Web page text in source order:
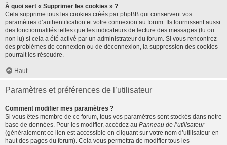
À quoi sert « Supprimer les cookies » ?
Cela supprime tous les cookies créés par phpBB qui conservent vos
paramètres d’authentification et votre connexion au forum. Ils fournissent aussi
des fonctionnalités telles que les indicateurs de lecture des messages (lu ou
non lu) si cela a été activé par un administrateur du forum. Si vous rencontrez
des problèmes de connexion ou de déconnexion, la suppression des cookies
pourrait les résoudre.
Haut
Paramètres et préférences de l’utilisateur
Comment modifier mes paramètres ?
Si vous êtes membre de ce forum, tous vos paramètres sont stockés dans notre
base de données. Pour les modifier, accédez au Panneau de l’utilisateur
(généralement ce lien est accessible en cliquant sur votre nom d’utilisateur en
haut des pages du forum). Cela vous permettra de modifier tous les